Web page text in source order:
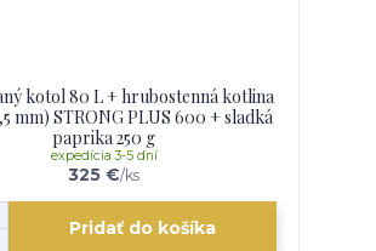
kotol 80 L + hrubostenná kotlina
mm) STRONG PLUS 600 + sladká
paprika 250 g
325 €/ks
expedícia 3-5 dní
Pridať do košíka